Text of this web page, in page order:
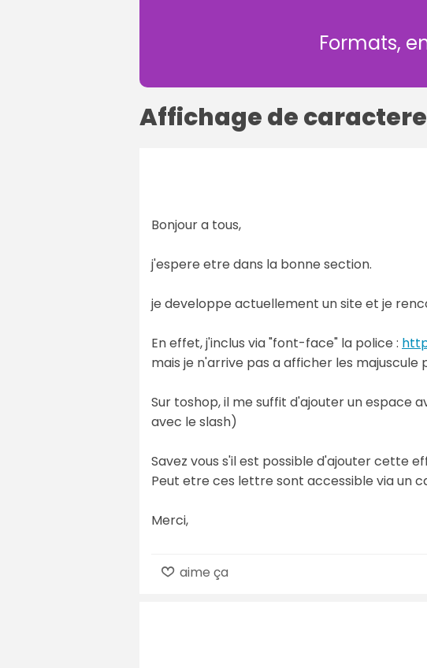
Formats,
Affichage de
Bonjour a tous,
j'espere etre dans la bonne section.
je developpe actuellement un site et je
En effet, j'inclus via "font-face" la police :
mais je n'arrive pas a afficher les
Sur toshop, il me suffit d'ajouter un espace
avec le slash)
Savez vous s'il est possible d'ajouter cette
Peut etre ces lettre sont accessible via un
Merci,
aime ça